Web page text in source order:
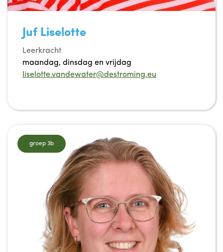
Juf Liselotte
Leerkracht
maandag, dinsdag en vrijdag
liselotte.vandewater@destroming.eu
groep 3b